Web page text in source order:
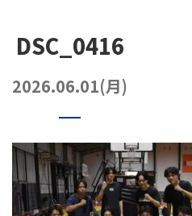
TEL.
DSC_0416
2026.06.01(月)